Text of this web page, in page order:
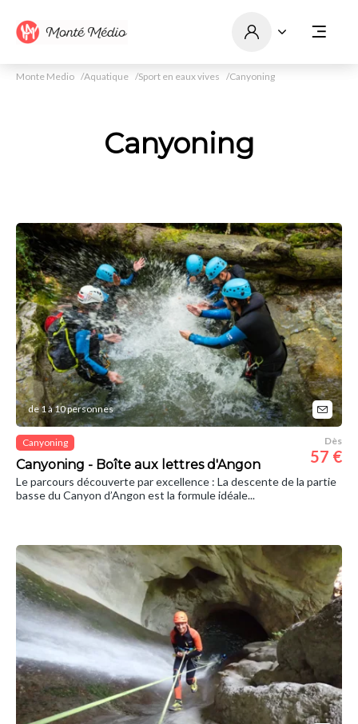
Monte Medio Aquatique Sport en eaux vives Canyoning
Canyoning
de 1 à 10 personnes
Canyoning
Canyoning - Boîte aux lettres d'Angon
Dès
57 €
Le parcours découverte par excellence : La descente de la partie
basse du Canyon d’Angon est la formule idéale...